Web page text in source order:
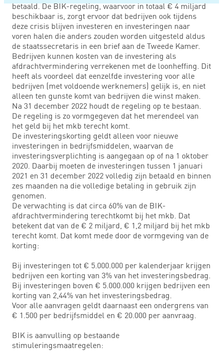
betaald. De BIK-regeling, waarvoor in totaal € 4 miljard
beschikbaar is, zorgt ervoor dat bedrijven ook tijdens
deze crisis blijven investeren en investeringen naar
voren halen die anders zouden worden uitgesteld aldus
de staatssecretaris in een brief aan de Tweede Kamer.
Bedrijven kunnen kosten van de investering als
afdrachtvermindering verrekenen met de loonheffing. Dit
heeft als voordeel dat eenzelfde investering voor alle
bedrijven (met voldoende werknemers) gelijk is, en niet
alleen ten gunste komt van bedrijven die winst maken.
Na 31 december 2022 houdt de regeling op te bestaan.
De regeling is zo vormgegeven dat het merendeel van
het geld bij het mkb terecht komt.
De investeringskorting geldt alleen voor nieuwe
investeringen in bedrijfsmiddelen, waarvan de
investeringsverplichting is aangegaan op of na 1 oktober
2020. Daarbij moeten de investeringen tussen 1 januari
2021 en 31 december 2022 volledig zijn betaald en binnen
zes maanden na die volledige betaling in gebruik zijn
genomen.
De verwachting is dat circa 60% van de BIK-
afdrachtvermindering terechtkomt bij het mkb. Dat
betekent dat van de € 2 miljard, € 1,2 miljard bij het mkb
terecht komt. Dat komt mede door de vormgeving van de
korting:
Bij investeringen tot € 5.000.000 per kalenderjaar krijgen
bedrijven een korting van 3% van het investeringsbedrag.
Bij investeringen boven € 5.000.000 krijgen bedrijven een
korting van 2,44% van het investeringsbedrag.
Voor alle aanvragen geldt daarnaast een ondergrens van
€ 1.500 per bedrijfsmiddel en € 20.000 per aanvraag.
BIK is aanvulling op bestaande
stimuleringsmaatregelen: